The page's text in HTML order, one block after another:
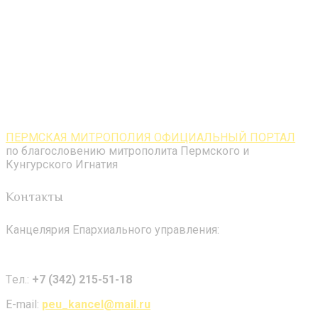
ПЕРМСКАЯ МИТРОПОЛИЯ ОФИЦИАЛЬНЫЙ ПОРТАЛ
по благословению митрополита Пермского и
Кунгурского Игнатия
Контакты
Канцелярия Епархиального управления:
Tел.: +7 (342) 215-51-18
E-mail: peu_kancel@mail.ru